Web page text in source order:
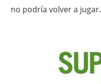
no podría volver a jugar.